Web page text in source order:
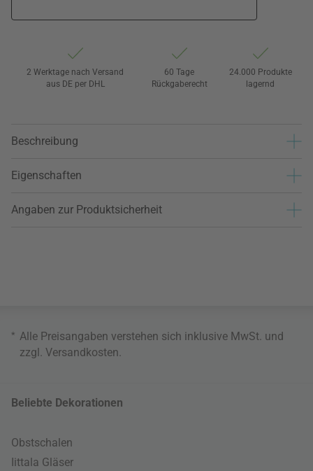
2 Werktage nach Versand
aus DE per DHL
60 Tage
Rückgaberecht
24.000 Produkte
lagernd
Beschreibung
Eigenschaften
Angaben zur Produktsicherheit
* Alle Preisangaben verstehen sich inklusive MwSt. und
zzgl. Versandkosten
Beliebte Dekorationen
Obstschalen
Iittala Gläser